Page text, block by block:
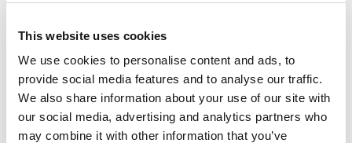
This website uses cookies
We use cookies to personalise content and ads, to
provide social media features and to analyse our traffic.
We also share information about your use of our site with
our social media, advertising and analytics partners who
may combine it with other information that you’ve
Акционные предложения